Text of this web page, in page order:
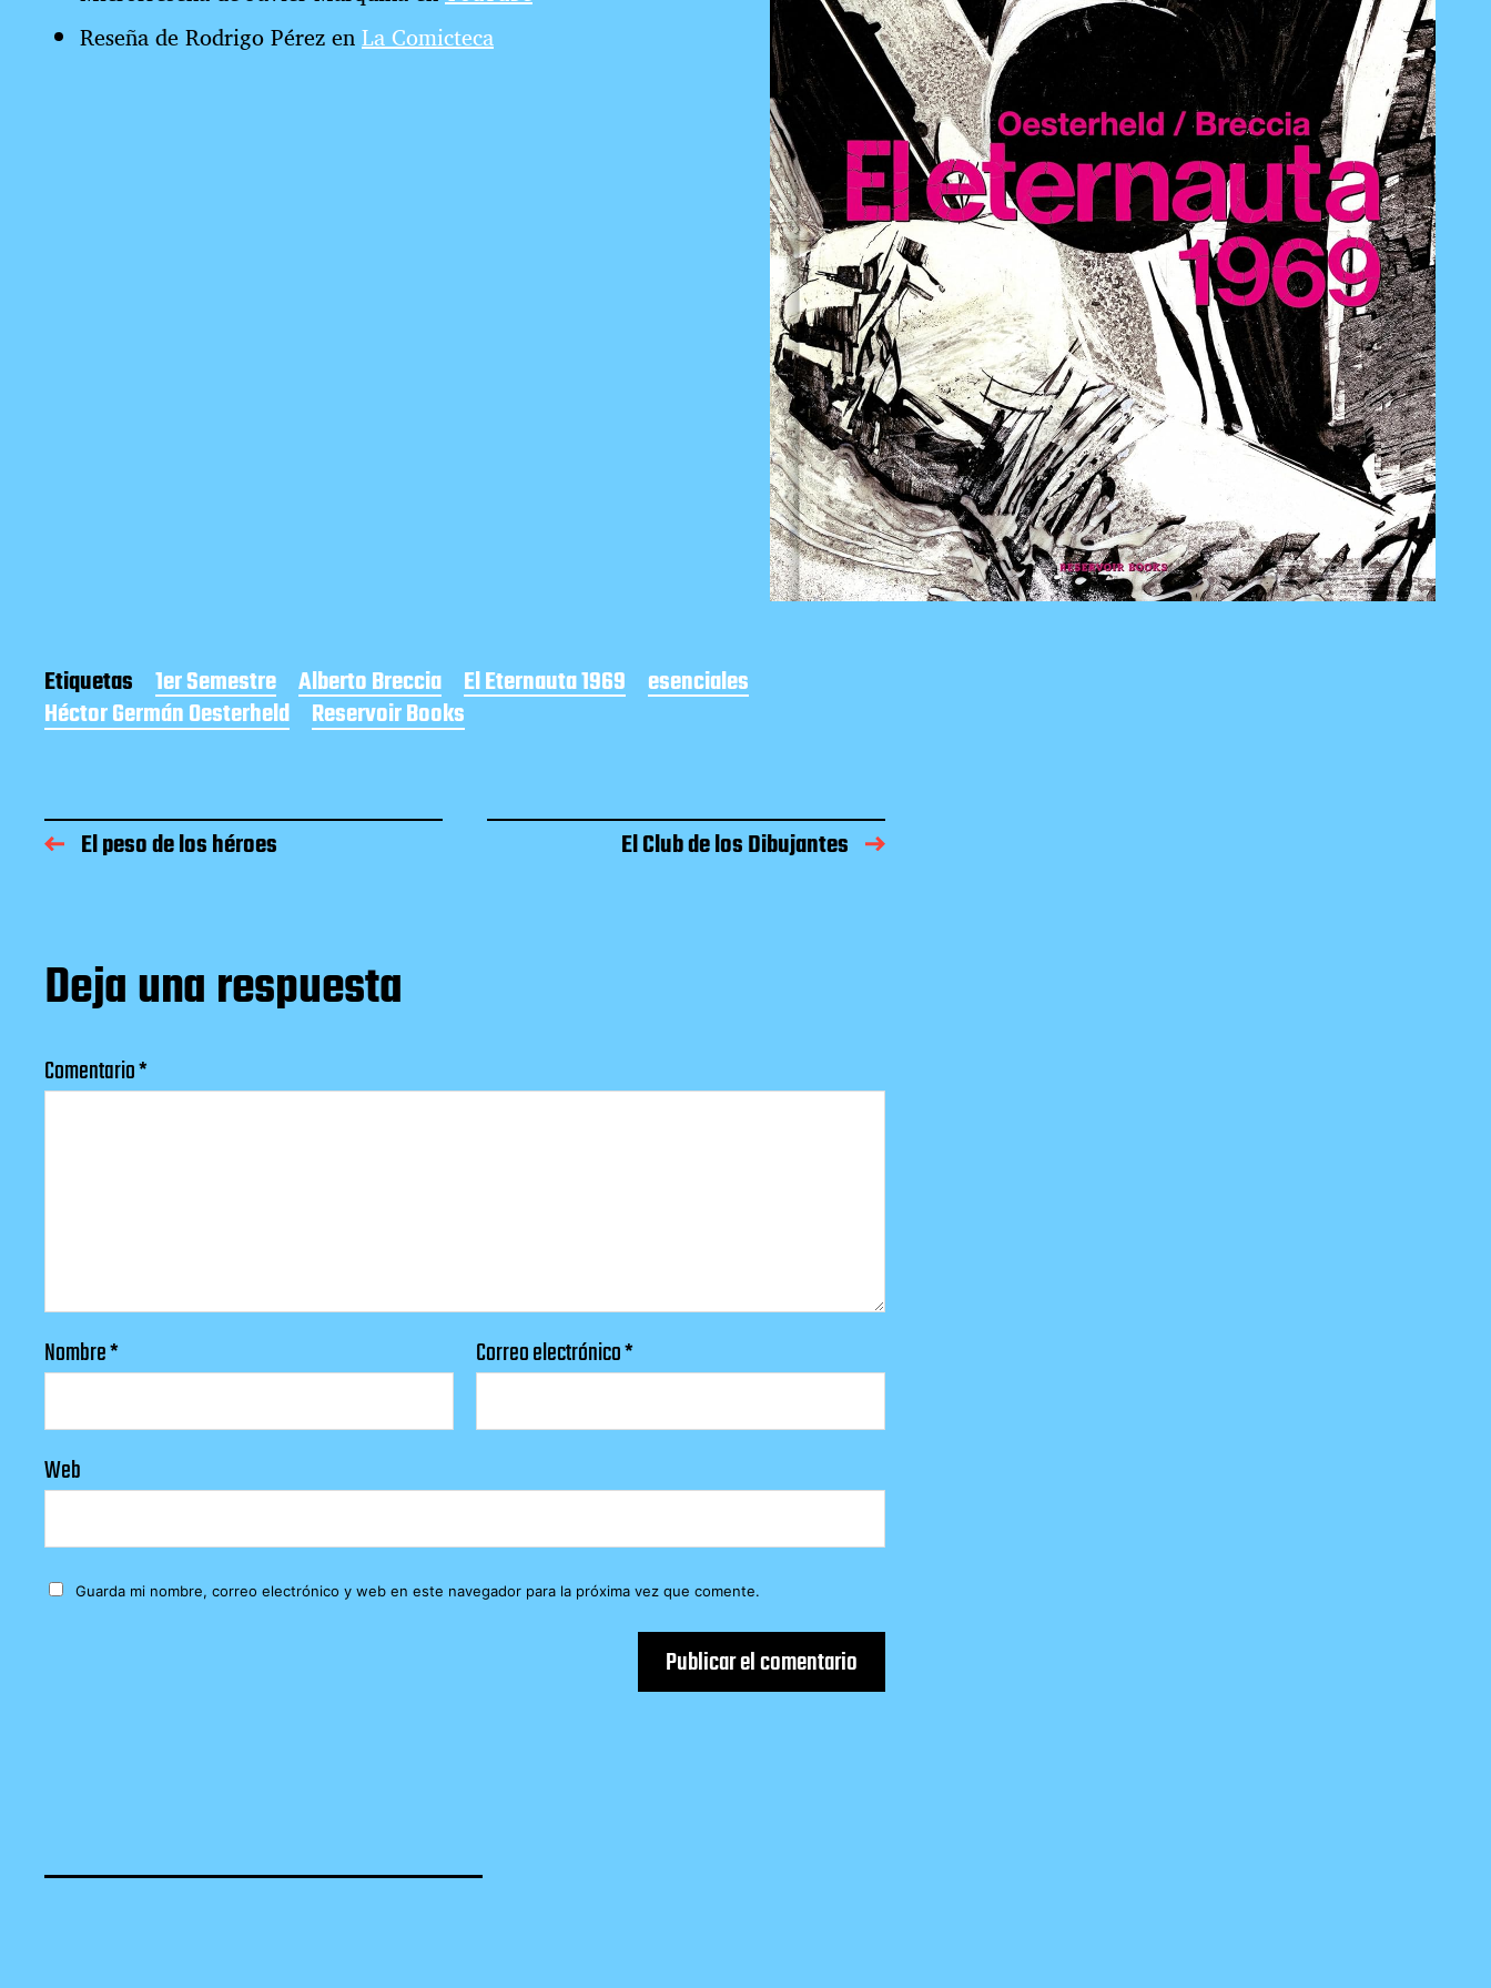
Reseña de Rodrigo Pérez enLa Comicteca
Etiquetas 1er Semestre Alberto Breccia El Eternauta 1969
esenciales
Héctor Germán Oesterheld
Reservoir Books
El peso de los héroes El Club de los Dibujantes
Deja una respuesta
Comentario*
Nombre* Correo electrónico*
Web
Guarda mi nombre, correo electrónico y web en este navegador para la próxima vez que comente.